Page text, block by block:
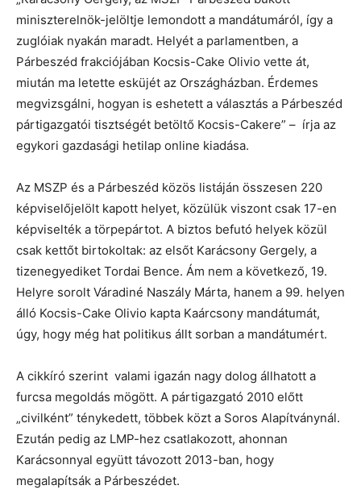
miniszterelnök-jelöltje lemondott a mandátumáról, így a
zuglóiak nyakán maradt. Helyét a parlamentben, a
Párbeszéd frakciójában Kocsis-Cake Olivio vette át,
miután ma letette esküjét az Országházban. Érdemes
megvizsgálni, hogyan is eshetett a választás a Párbeszéd
pártigazgatói tisztségét betöltő Kocsis-Cakere” – írja az
egykori gazdasági hetilap online kiadása.
Az MSZP és a Párbeszéd közös listáján összesen 220
képviselőjelölt kapott helyet, közülük viszont csak 17-en
képviselték a törpepártot. A biztos befutó helyek közül
csak kettőt birtokoltak: az elsőt Karácsony Gergely, a
tizenegyediket Tordai Bence. Ám nem a következő, 19.
Helyre sorolt Váradiné Naszály Márta, hanem a 99. helyen
álló Kocsis-Cake Olivio kapta Kaárcsony mandátumát,
úgy, hogy még hat politikus állt sorban a mandátumért.
A cikkíró szerint valami igazán nagy dolog állhatott a
furcsa megoldás mögött. A pártigazgató 2010 előtt
„civilként” ténykedett, többek közt a Soros Alapítványnál.
Ezután pedig az LMP-hez csatlakozott, ahonnan
Karácsonnyal együtt távozott 2013-ban, hogy
megalapítsák a Párbeszédet.